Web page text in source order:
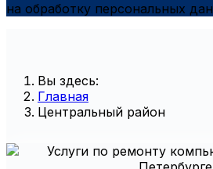
на обработку персональных
Вы здесь:
Главная
Центральный район